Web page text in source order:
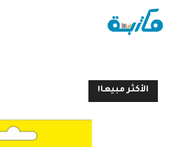
الأكثر مبيعا!